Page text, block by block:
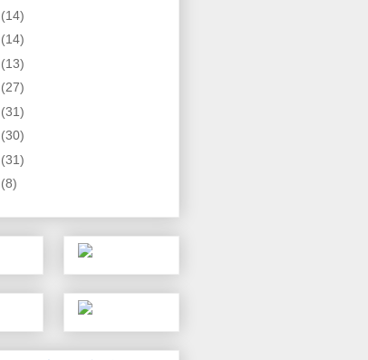
(14)
(14)
(13)
(27)
(31)
(30)
(31)
(8)